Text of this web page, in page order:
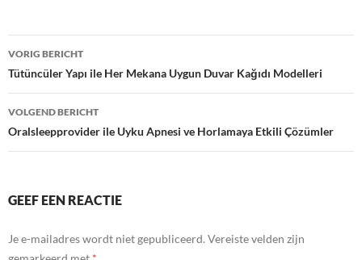
Bericht
navigatie
VORIG BERICHT
Tütüncüler Yapı ile Her Mekana Uygun Duvar Kağıdı Modelleri
VOLGEND BERICHT
Oralsleepprovider ile Uyku Apnesi ve Horlamaya Etkili Çözümler
GEEF EEN REACTIE
Je e-mailadres wordt niet gepubliceerd. Vereiste velden zijn